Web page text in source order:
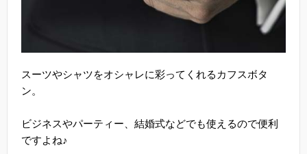
スーツやシャツをオシャレに彩ってくれるカフスボタ
ン。
ビジネスやパーティー、結婚式などでも使えるので便利
ですよね♪